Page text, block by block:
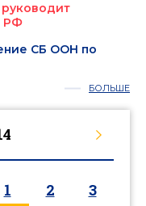
РФ
СБ ООН по
БОЛЬШЕ
1 2
3